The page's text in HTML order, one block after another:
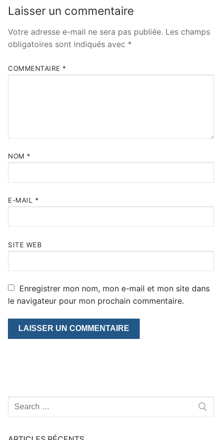
Laisser un commentaire
Votre adresse e-mail ne sera pas publiée. Les champs
obligatoires sont indiqués avec *
COMMENTAIRE *
NOM *
E-MAIL *
SITE WEB
Enregistrer mon nom, mon e-mail et mon site dans
le navigateur pour mon prochain commentaire.
Rechercher